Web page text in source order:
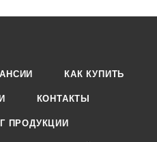
КАК КУПИТЬ
КОНТАКТЫ
ПРОДУКЦИИ